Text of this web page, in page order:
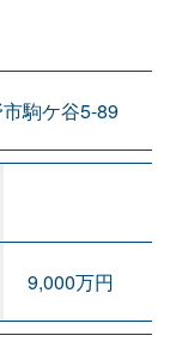
駒ケ谷5-89
9,000万円